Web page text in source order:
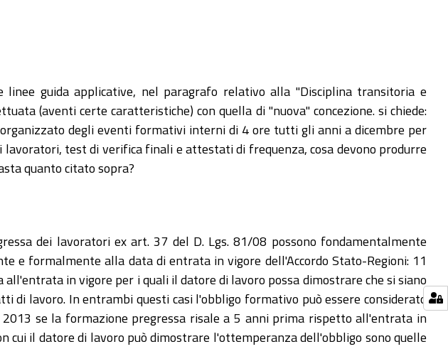
guida applicative, nel paragrafo relativo alla "Disciplina transitoria e
(aventi certe caratteristiche) con quella di "nuova" concezione. si chiede:
degli eventi formativi interni di 4 ore tutti gli anni a dicembre per
test di verifica finali e attestati di frequenza, cosa devono produrre
quanto citato sopra?
dei lavoratori ex art. 37 del D. Lgs. 81/08 possono fondamentalmente
e formalmente alla data di entrata in vigore dell'Accordo Stato-Regioni: 11
in vigore per i quali il datore di lavoro possa dimostrare che si siano
lavoro. In entrambi questi casi l'obbligo formativo può essere considerato
se la formazione pregressa risale a 5 anni prima rispetto all'entrata in
cui il datore di lavoro può dimostrare l'ottemperanza dell'obbligo sono quelle